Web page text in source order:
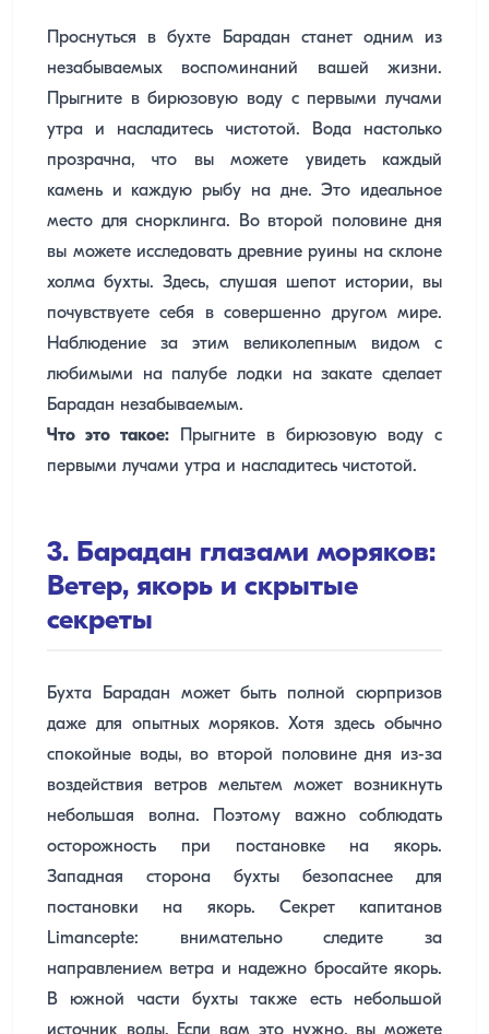
Проснуться в бухте Барадан станет одним из
незабываемых воспоминаний вашей жизни.
Прыгните в бирюзовую воду с первыми лучами
утра и насладитесь чистотой. Вода настолько
прозрачна, что вы можете увидеть каждый
камень и каждую рыбу на дне. Это идеальное
место для снорклинга. Во второй половине дня
вы можете исследовать древние руины на склоне
холма бухты. Здесь, слушая шепот истории, вы
почувствуете себя в совершенно другом мире.
Наблюдение за этим великолепным видом с
любимыми на палубе лодки на закате сделает
Барадан незабываемым.
Что это такое: Прыгните в бирюзовую воду с
первыми лучами утра и насладитесь чистотой.
3. Барадан глазами моряков:
Ветер, якорь и скрытые
секреты
Бухта Барадан может быть полной сюрпризов
даже для опытных моряков. Хотя здесь обычно
спокойные воды, во второй половине дня из-за
воздействия ветров мельтем может возникнуть
небольшая волна. Поэтому важно соблюдать
осторожность при постановке на якорь.
Западная сторона бухты безопаснее для
постановки на якорь. Секрет капитанов
Limancepte: внимательно следите за
направлением ветра и надежно бросайте якорь.
В южной части бухты также есть небольшой